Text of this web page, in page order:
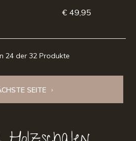
€ 49,95
24 der 32 Produkte
SEITE